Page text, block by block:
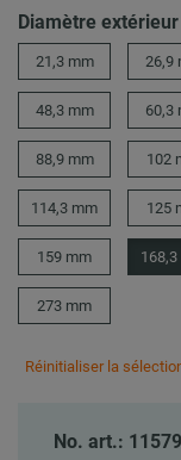
Diamètre
21,3 mm 26,9
48,3 mm 60,3
88,9 mm 102
114,3 mm 125
159 mm
273 mm
Réinitialiser la
No. art.: